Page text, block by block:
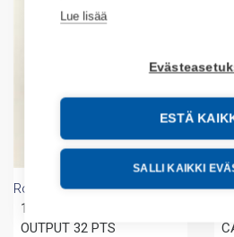
Lue lisää
ESTÄ
SALLI KAIKKI
Rockwell Automation
1756-OB32 10-31VDC
OUTPUT 32 PTS